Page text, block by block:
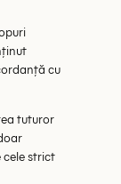
cu
tuturor
cele strict